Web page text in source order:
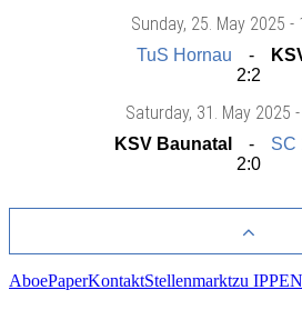
Sunday, 25. May 2025 -
TuS Hornau
2:2
Saturday, 31. May 2025 -
KSV Baunatal
SC
2:0
AboePaperKontaktStellenmarktzu